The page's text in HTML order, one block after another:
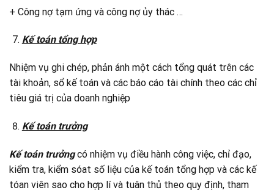
+ Công nợ tạm ứng và công nợ ủy thác …
Kế toán tổng hợp
Nhiệm vụ ghi chép, phản ánh một cách tổng quát trên các
tài khoản, sổ kế toán và các báo cáo tài chính theo các chỉ
tiêu giá trị của doanh nghiệp
Kế toán trưởng
Kế toán trưởngcó nhiệm vụ điều hành công việc, chỉ đạo,
kiểm tra, kiểm sóat số liệu của kế toán tổng hợp và các kế
tóan viên sao cho hợp lí và tuân thủ theo quy định, tham